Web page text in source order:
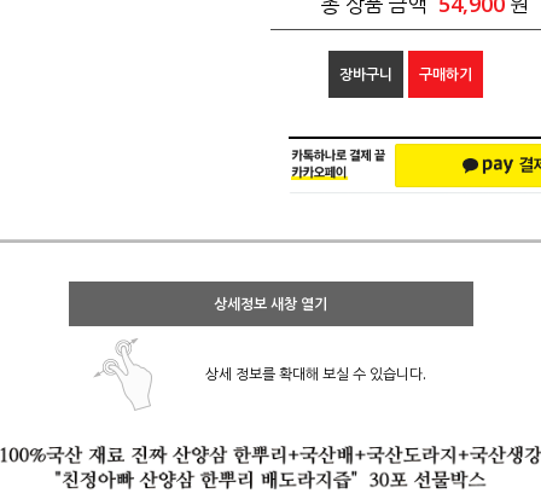
장바구니 구매하기
상세정보 새창 열기
상세 정보를 확대해 보실 수 있습니다.